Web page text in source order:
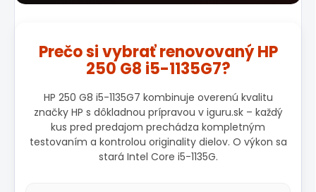
Prečo si vybrať renovovaný HP
250 G8 i5-1135G7?
HP 250 G8 i5-1135G7 kombinuje overenú kvalitu
značky HP s dôkladnou prípravou v iguru.sk – každý
kus pred predajom prechádza kompletným
testovaním a kontrolou originality dielov. O výkon sa
stará Intel Core i5-1135G.